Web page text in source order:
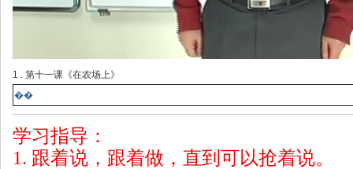
1 . 第十一课《在农场上》
��
学习指导：
1. 跟着说，跟着做，直到可以抢着说。